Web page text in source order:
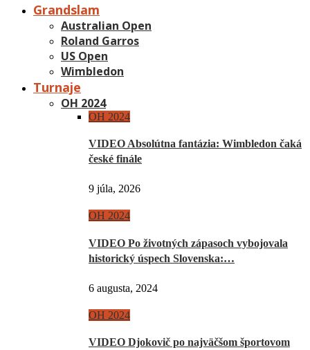
Grandslam
Australian Open
Roland Garros
US Open
Wimbledon
Turnaje
OH 2024
OH 2024
VIDEO Absolútna fantázia: Wimbledon čaká
české finále
9 júla, 2026
OH 2024
VIDEO Po životných zápasoch vybojovala
historický úspech Slovenska:…
6 augusta, 2024
OH 2024
VIDEO Djokovič po najväčšom športovom